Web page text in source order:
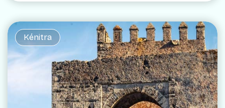
Kénitra